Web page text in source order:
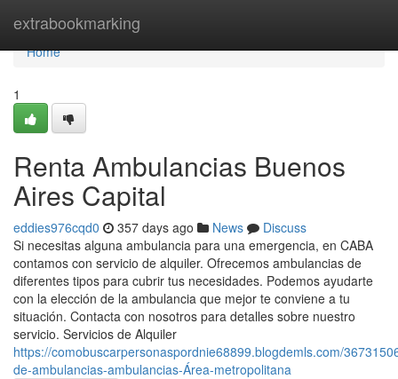
extrabookmarking
Home
Home
1
Renta Ambulancias Buenos
Aires Capital
eddies976cqd0 357 days ago News
Discuss
Si necesitas alguna ambulancia para una emergencia, en CABA
contamos con servicio de alquiler. Ofrecemos ambulancias de
diferentes tipos para cubrir tus necesidades. Podemos ayudarte
con la elección de la ambulancia que mejor te conviene a tu
situación. Contacta con nosotros para detalles sobre nuestro
servicio. Servicios de Alquiler
https://comobuscarpersonaspordnie68899.blogdemls.com/
de-ambulancias-ambulancias-Área-metropolitana